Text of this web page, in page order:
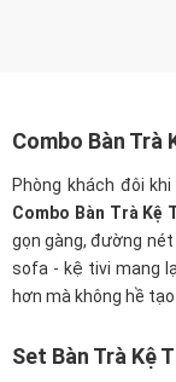
Combo Bàn Trà
Phòng khách đôi
Combo Bàn Trà Kệ
gọn gàng, đường
sofa - kệ tivi mang
hơn mà không hề
Set Bàn Trà Kệ